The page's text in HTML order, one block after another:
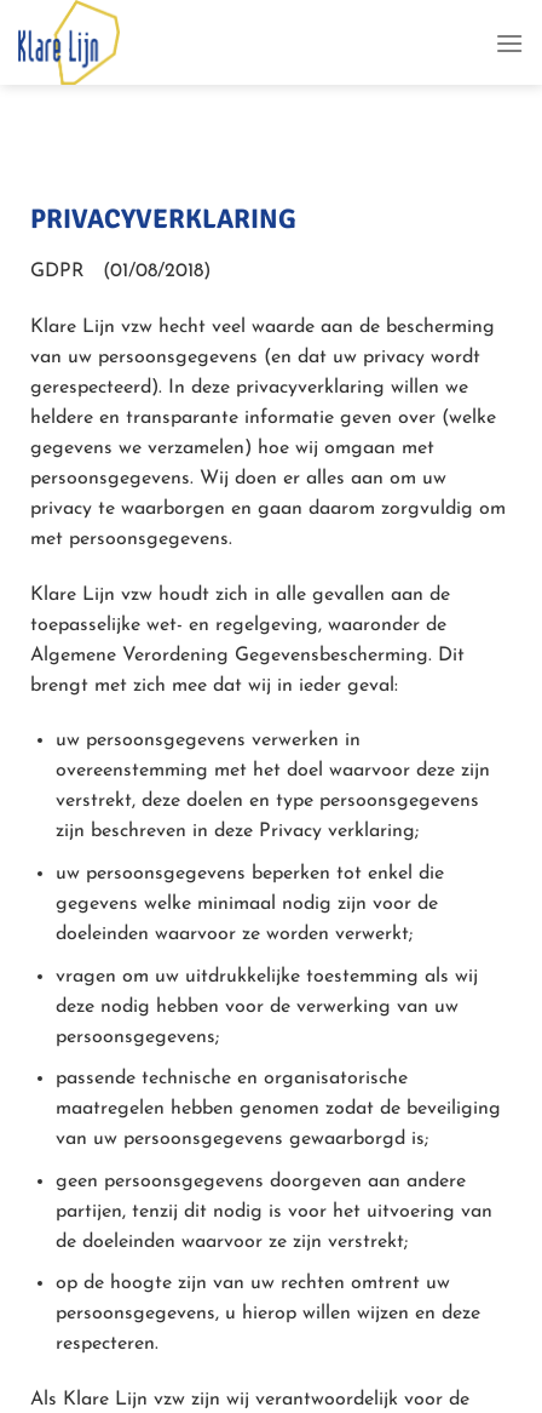
PRIVACYVERKLARING
GDPR (01/08/2018)
Klare Lijn vzw hecht veel waarde aan de bescherming
van uw persoonsgegevens (en dat uw privacy wordt
gerespecteerd). In deze privacyverklaring willen we
heldere en transparante informatie geven over (welke
gegevens we verzamelen) hoe wij omgaan met
persoonsgegevens. Wij doen er alles aan om uw
privacy te waarborgen en gaan daarom zorgvuldig om
met persoonsgegevens.
Klare Lijn vzw houdt zich in alle gevallen aan de
toepasselijke wet- en regelgeving, waaronder de
Algemene Verordening Gegevensbescherming. Dit
brengt met zich mee dat wij in ieder geval:
uw persoonsgegevens verwerken in
overeenstemming met het doel waarvoor deze zijn
verstrekt, deze doelen en type persoonsgegevens
zijn beschreven in deze Privacy verklaring;
uw persoonsgegevens beperken tot enkel die
gegevens welke minimaal nodig zijn voor de
doeleinden waarvoor ze worden verwerkt;
vragen om uw uitdrukkelijke toestemming als wij
deze nodig hebben voor de verwerking van uw
persoonsgegevens;
passende technische en organisatorische
maatregelen hebben genomen zodat de beveiliging
van uw persoonsgegevens gewaarborgd is;
geen persoonsgegevens doorgeven aan andere
partijen, tenzij dit nodig is voor het uitvoering van
de doeleinden waarvoor ze zijn verstrekt;
op de hoogte zijn van uw rechten omtrent uw
persoonsgegevens, u hierop willen wijzen en deze
respecteren.
Als Klare Lijn vzw zijn wij verantwoordelijk voor de